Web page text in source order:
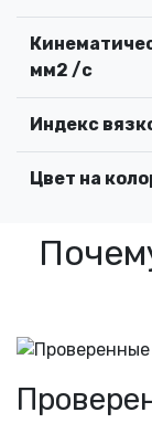
мм2 /с
Индекс
Цвет на